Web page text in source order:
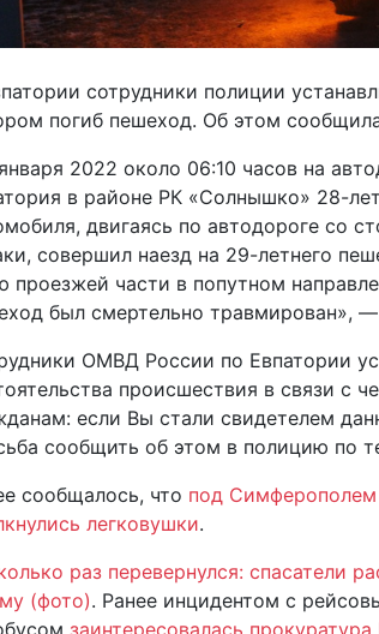
сотрудники полиции
погиб пешеход. Об этом
2022 около 06:10 часов на
в районе РК «Солнышко» 28-
двигаясь по автодороге со
совершил наезд на 29-летнего
проезжей части в попутном
был смертельно травмирован»,
ОМВД России по Евпатории
происшествия в связи с
если Вы стали свидетелем
сообщить об этом в полицию по
сообщалось, что под Симферополем
легковушки.
раз перевернулся: спасатели
(фото). Ранее инцидентом с
заинтересовалась